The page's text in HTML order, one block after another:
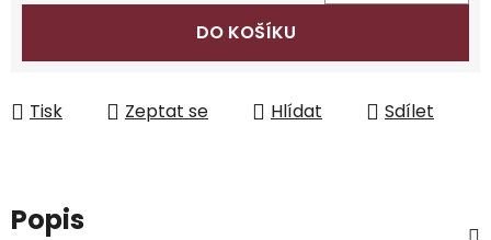
Měrná cena:
DO KOŠÍKU
Tisk Zeptat se Hlídat Sdílet
Popis